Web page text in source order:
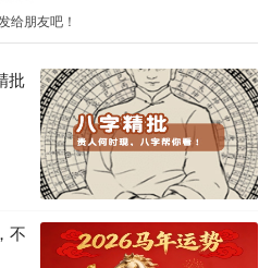
给朋友吧！
批
不